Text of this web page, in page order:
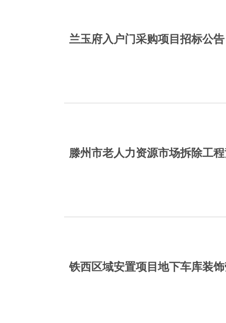
兰玉府入户门采购项目招标公告
滕州市老人力资源市场拆除工
铁西区域安置项目地下车库装